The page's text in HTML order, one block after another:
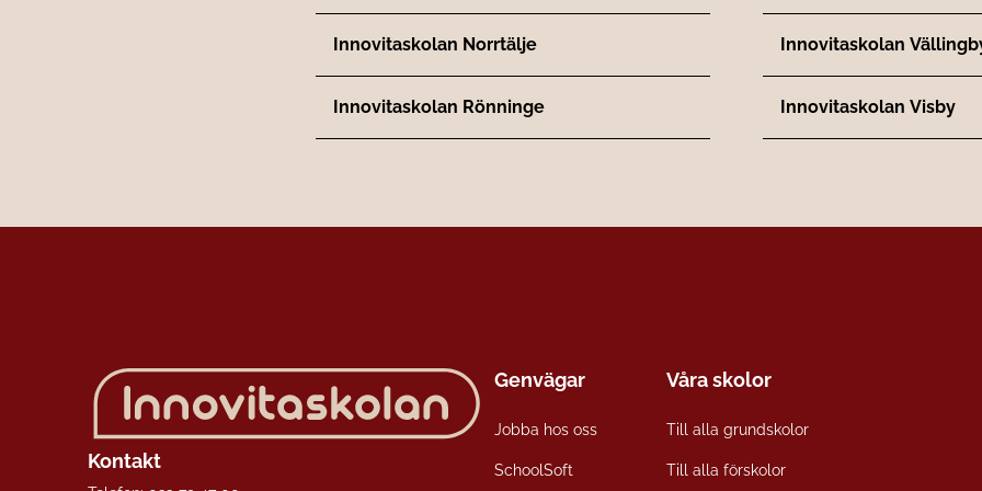
Innovitaskolan Norrtälje
Innovitaskolan Rönninge
Innovitaskolan
Innovitaskolan Visby
Kontakt
Genvägar
Jobba hos oss
SchoolSoft
Våra skolor
Till alla grundskolor
Till alla förskolor